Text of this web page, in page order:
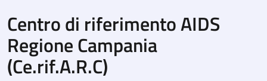
Centro di riferimento AIDS
Regione Campania
(Ce.rif.A.R.C)